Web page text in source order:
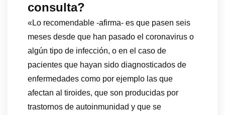
consulta?
«Lo recomendable -afirma- es que pasen seis
meses desde que han pasado el coronavirus o
algún tipo de infección, o en el caso de
pacientes que hayan sido diagnosticados de
enfermedades como por ejemplo las que
afectan al tiroides, que son producidas por
trastornos de autoinmunidad y que se